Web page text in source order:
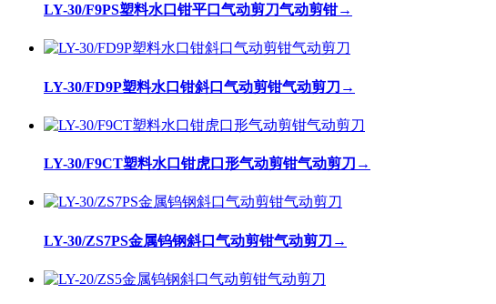
LY-30/F9PS塑料水口钳平口气动剪刀气动剪钳→
LY-30/FD9P塑料水口钳斜口气动剪钳气动剪刀 →
LY-30/F9CT塑料水口钳虎口形气动剪钳气动剪刀 →
LY-30/ZS7PS金属钨钢斜口气动剪钳气动剪刀 →